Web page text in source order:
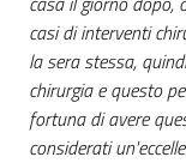
casi di interventi
la sera stessa,
chirurgia e questo
fortuna di avere
considerati